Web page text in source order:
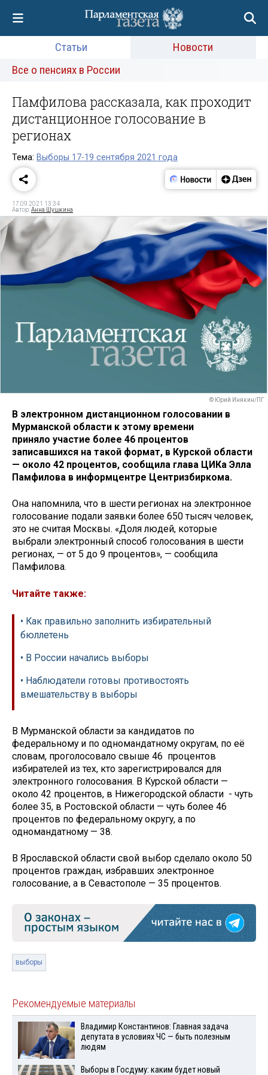
Статьи
Новости
Все о пенсиях в России
Памфилова рассказала, как проходит
дистанционное голосование в
регионах
Тема: Выборы 17-19 сентября 2021 года
17.09.2021 13:34
Автор:Анна Шушкина
© Юрий Инякин/ПГ
В электронном дистанционном голосовании в
Мурманской области к этому времени
приняло участие более 46 процентов
записавшихся на такой формат, в Курской области
— около 42 процентов, сообщила глава ЦИКа Элла
Памфилова в информцентре Центризбиркома.
Она напомнила, что в шести регионах на электронное
голосование подали заявки более 650 тысяч человек,
это не считая Москвы. «Доля людей, которые
выбрали электронный способ голосования в шести
регионах, — от 5 до 9 процентов», — сообщила
Памфилова.
Читайте также:
• Как правильно заполнить избирательный
бюллетень
• В России начались выборы
• Наблюдатели готовы противостоять
вмешательству в выборы
В Мурманской области за кандидатов по
федеральному и по одномандатному округам, по её
словам, проголосовало свыше 46 процентов
избирателей из тех, кто зарегистрировался для
электронного голосования. В Курской области —
около 42 процентов, в Нижегородской области - чуть
более 35, в Ростовской области — чуть более 46
процентов по федеральному округу, а по
одномандатному — 38.
В Ярославской области свой выбор сделало около 50
процентов граждан, избравших электронное
голосование, а в Севастополе — 35 процентов.
выборы
Рекомендуемые материалы
Владимир Константинов: Главная задача
депутата в условиях ЧС — быть полезным
людям
Выборы в Госдуму: каким будет новый